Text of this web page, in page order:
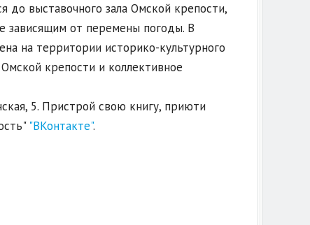
до выставочного зала Омской крепости,
зависящим от перемены погоды. В
на территории историко-культурного
крепости и коллективное
5. Пристрой свою книгу, приюти
"ВКонтакте".